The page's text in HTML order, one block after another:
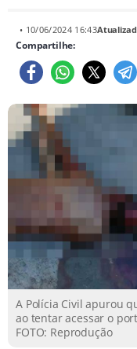
• 10/06/2024 16:43
Compartilhe:
A Polícia Civil apurou
ao tentar acessar o
FOTO: Reprodução